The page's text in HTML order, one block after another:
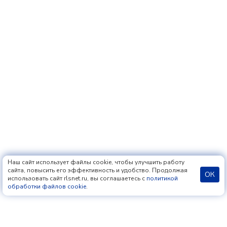
Наш сайт использует файлы cookie, чтобы улучшить работу
сайта, повысить его эффективность и удобство. Продолжая
использовать сайт rlsnet.ru, вы соглашаетесь с политикой
обработки файлов cookie.
ОК